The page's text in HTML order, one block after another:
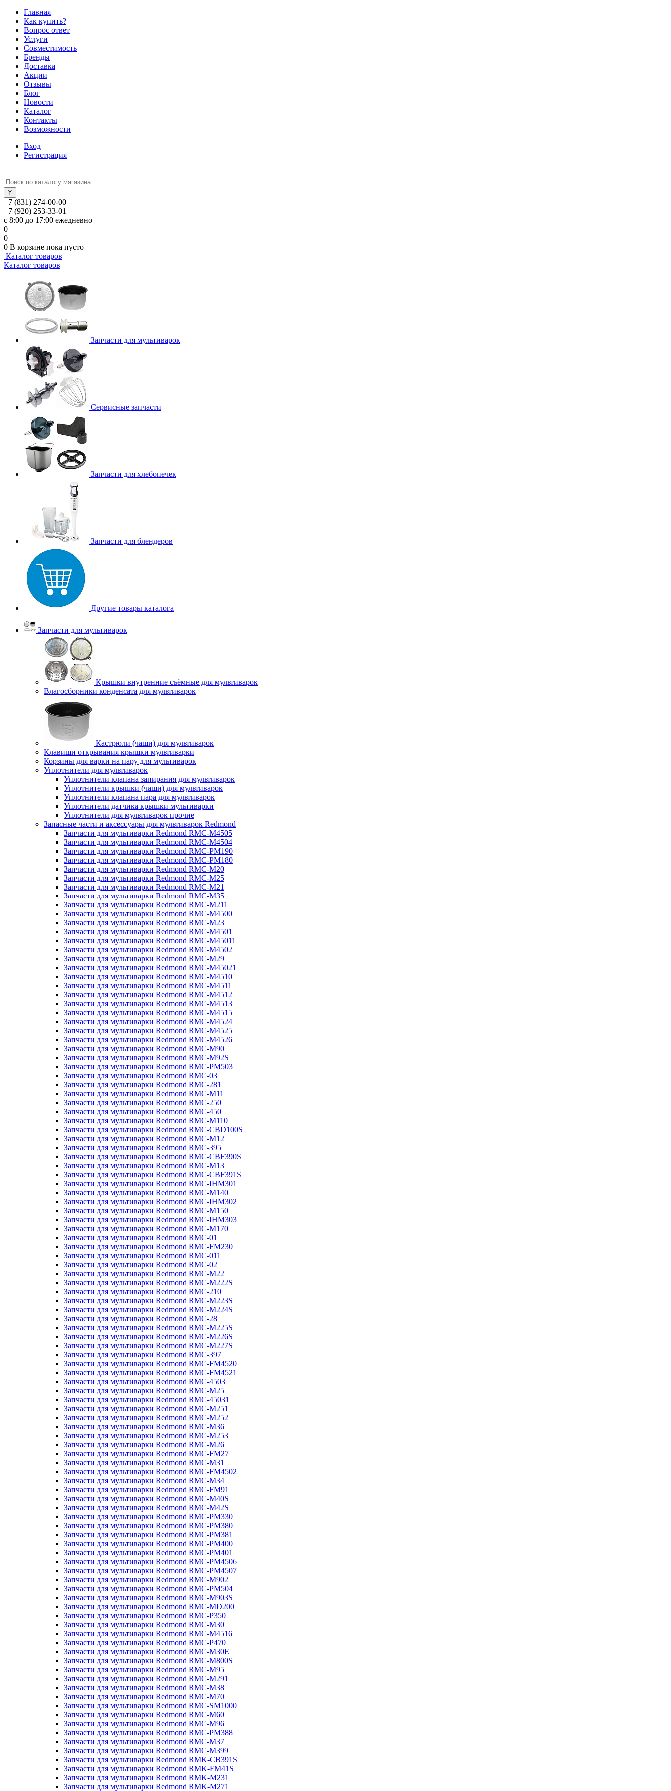
Главная
Как купить?
Вопрос ответ
Услуги
Совместимость
Бренды
Доставка
Акции
Отзывы
Блог
Новости
Каталог
Контакты
Возможности
Вход
Регистрация
+7 (831) 274-00-00
+7 (920) 253-33-01
с 8:00 до 17:00 ежедневно
0
0
0 В корзине пока пусто
Каталог товаров
Каталог товаров
Запчасти для мультиварок
Сервисные запчасти
Запчасти для хлебопечек
Запчасти для блендеров
Другие товары каталога
Запчасти для мультиварок
Крышки внутренние съёмные для мультиварок
Влагосборники конденсата для мультиварок
Кастрюли (чаши) для мультиварок
Клавиши открывания крышки мультиварки
Корзины для варки на пару для мультиварок
Уплотнители для мультиварок
Уплотнители клапана запирания для мультиварок
Уплотнители крышки (чаши) для мультиварок
Уплотнители клапана пара для мультиварок
Уплотнители датчика крышки мультиварки
Уплотнители для мультиварок прочие
Запасные части и аксессуары для мультиварок Redmond
Запчасти для мультиварки Redmond RMC-M4505
Запчасти для мультиварки Redmond RMC-M4504
Запчасти для мультиварки Redmond RMC-PM190
Запчасти для мультиварки Redmond RMC-PM180
Запчасти для мультиварки Redmond RMC-M20
Запчасти для мультиварки Redmond RMC-M25
Запчасти для мультиварки Redmond RMC-M21
Запчасти для мультиварки Redmond RMC-M35
Запчасти для мультиварки Redmond RMC-M211
Запчасти для мультиварки Redmond RMC-M4500
Запчасти для мультиварки Redmond RMC-M23
Запчасти для мультиварки Redmond RMC-M4501
Запчасти для мультиварки Redmond RMC-M45011
Запчасти для мультиварки Redmond RMC-M4502
Запчасти для мультиварки Redmond RMC-M29
Запчасти для мультиварки Redmond RMC-M45021
Запчасти для мультиварки Redmond RMC-M4510
Запчасти для мультиварки Redmond RMC-M4511
Запчасти для мультиварки Redmond RMC-M4512
Запчасти для мультиварки Redmond RMC-M4513
Запчасти для мультиварки Redmond RMC-M4515
Запчасти для мультиварки Redmond RMC-M4524
Запчасти для мультиварки Redmond RMC-M4525
Запчасти для мультиварки Redmond RMC-M4526
Запчасти для мультиварки Redmond RMC-M90
Запчасти для мультиварки Redmond RMC-M92S
Запчасти для мультиварки Redmond RMC-PM503
Запчасти для мультиварки Redmond RMC-03
Запчасти для мультиварки Redmond RMC-281
Запчасти для мультиварки Redmond RMC-M11
Запчасти для мультиварки Redmond RMC-250
Запчасти для мультиварки Redmond RMC-450
Запчасти для мультиварки Redmond RMC-M110
Запчасти для мультиварки Redmond RMC-CBD100S
Запчасти для мультиварки Redmond RMC-M12
Запчасти для мультиварки Redmond RMC-395
Запчасти для мультиварки Redmond RMC-CBF390S
Запчасти для мультиварки Redmond RMC-M13
Запчасти для мультиварки Redmond RMC-CBF391S
Запчасти для мультиварки Redmond RMC-IHM301
Запчасти для мультиварки Redmond RMC-M140
Запчасти для мультиварки Redmond RMC-IHM302
Запчасти для мультиварки Redmond RMC-M150
Запчасти для мультиварки Redmond RMC-IHM303
Запчасти для мультиварки Redmond RMC-M170
Запчасти для мультиварки Redmond RMC-01
Запчасти для мультиварки Redmond RMC-FM230
Запчасти для мультиварки Redmond RMC-011
Запчасти для мультиварки Redmond RMC-02
Запчасти для мультиварки Redmond RMC-M22
Запчасти для мультиварки Redmond RMC-M222S
Запчасти для мультиварки Redmond RMC-210
Запчасти для мультиварки Redmond RMC-M223S
Запчасти для мультиварки Redmond RMC-M224S
Запчасти для мультиварки Redmond RMC-28
Запчасти для мультиварки Redmond RMC-M225S
Запчасти для мультиварки Redmond RMC-M226S
Запчасти для мультиварки Redmond RMC-M227S
Запчасти для мультиварки Redmond RMC-397
Запчасти для мультиварки Redmond RMC-FM4520
Запчасти для мультиварки Redmond RMC-FM4521
Запчасти для мультиварки Redmond RMC-4503
Запчасти для мультиварки Redmond RMC-M25
Запчасти для мультиварки Redmond RMC-45031
Запчасти для мультиварки Redmond RMC-M251
Запчасти для мультиварки Redmond RMC-M252
Запчасти для мультиварки Redmond RMC-M36
Запчасти для мультиварки Redmond RMC-M253
Запчасти для мультиварки Redmond RMC-M26
Запчасти для мультиварки Redmond RMC-FM27
Запчасти для мультиварки Redmond RMC-M31
Запчасти для мультиварки Redmond RMC-FM4502
Запчасти для мультиварки Redmond RMC-M34
Запчасти для мультиварки Redmond RMC-FM91
Запчасти для мультиварки Redmond RMC-M40S
Запчасти для мультиварки Redmond RMC-M42S
Запчасти для мультиварки Redmond RMC-PM330
Запчасти для мультиварки Redmond RMC-PM380
Запчасти для мультиварки Redmond RMC-PM381
Запчасти для мультиварки Redmond RMC-PM400
Запчасти для мультиварки Redmond RMC-PM401
Запчасти для мультиварки Redmond RMC-PM4506
Запчасти для мультиварки Redmond RMC-PM4507
Запчасти для мультиварки Redmond RMC-M902
Запчасти для мультиварки Redmond RMC-PM504
Запчасти для мультиварки Redmond RMC-M903S
Запчасти для мультиварки Redmond RMC-MD200
Запчасти для мультиварки Redmond RMC-P350
Запчасти для мультиварки Redmond RMC-M30
Запчасти для мультиварки Redmond RMC-M4516
Запчасти для мультиварки Redmond RMC-P470
Запчасти для мультиварки Redmond RMC-M30E
Запчасти для мультиварки Redmond RMC-M800S
Запчасти для мультиварки Redmond RMC-M95
Запчасти для мультиварки Redmond RMC-M291
Запчасти для мультиварки Redmond RMC-M38
Запчасти для мультиварки Redmond RMC-M70
Запчасти для мультиварки Redmond RMC-SM1000
Запчасти для мультиварки Redmond RMC-M60
Запчасти для мультиварки Redmond RMC-M96
Запчасти для мультиварки Redmond RMC-PM388
Запчасти для мультиварки Redmond RMC-M37
Запчасти для мультиварки Redmond RMC-M399
Запчасти для мультиварки Redmond RMK-CB391S
Запчасти для мультиварки Redmond RMK-FM41S
Запчасти для мультиварки Redmond RMK-M231
Запчасти для мультиварки Redmond RMK-M271